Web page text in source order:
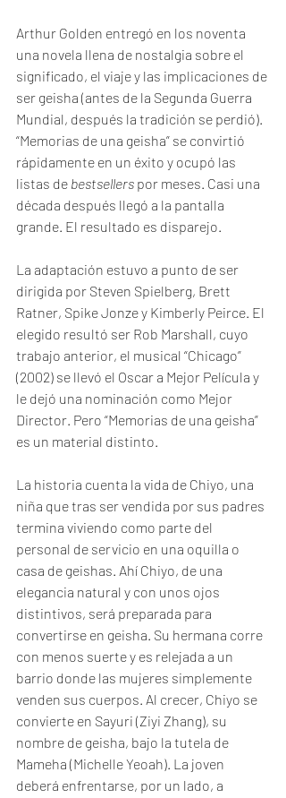
Arthur Golden entregó en los noventa
una novela llena de nostalgia sobre el
significado, el viaje y las implicaciones de
ser geisha (antes de la Segunda Guerra
Mundial, después la tradición se perdió).
“Memorias de una geisha” se convirtió
rápidamente en un éxito y ocupó las
listas de bestsellers por meses. Casi una
década después llegó a la pantalla
grande. El resultado es disparejo.
La adaptación estuvo a punto de ser
dirigida por Steven Spielberg, Brett
Ratner, Spike Jonze y Kimberly Peirce. El
elegido resultó ser Rob Marshall, cuyo
trabajo anterior, el musical “Chicago”
(2002) se llevó el Oscar a Mejor Película y
le dejó una nominación como Mejor
Director. Pero “Memorias de una geisha”
es un material distinto.
La historia cuenta la vida de Chiyo, una
niña que tras ser vendida por sus padres
termina viviendo como parte del
personal de servicio en una oquilla o
casa de geishas. Ahí Chiyo, de una
elegancia natural y con unos ojos
distintivos, será preparada para
convertirse en geisha. Su hermana corre
con menos suerte y es relejada a un
barrio donde las mujeres simplemente
venden sus cuerpos. Al crecer, Chiyo se
convierte en Sayuri (Ziyi Zhang), su
nombre de geisha, bajo la tutela de
Mameha (Michelle Yeoah). La joven
deberá enfrentarse, por un lado, a